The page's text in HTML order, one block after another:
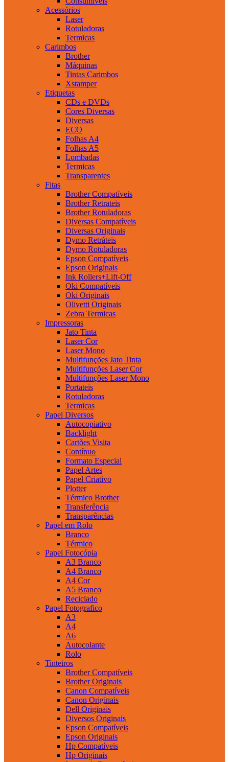
Acessórios
Laser
Rotuladoras
Termicas
Carimbos
Brother
Máquinas
Tintas Carimbos
Xstamper
Etiquetas
CDs e DVDs
Cores Diversas
Diversas
ECO
Folhas A4
Folhas A5
Lombadas
Termicas
Transparentes
Fitas
Brother Compatíveis
Brother Retrateis
Brother Rotuladoras
Diversas Compatíveis
Diversas Originais
Dymo Retráteis
Dymo Rotuladoras
Epson Compatíveis
Epson Originais
Ink Rollers+Lift-Off
Oki Compatíveis
Oki Originais
Olivetti Originais
Zebra Termicas
Impressoras
Jato Tinta
Laser Cor
Laser Mono
Multifunções Jato Tinta
Multifunções Laser Cor
Multifunções Laser Mono
Portateis
Rotuladoras
Termicas
Papel Diversos
Autocopiativo
Backlight
Cartões Visita
Contínuo
Formato Especial
Papel Artes
Papel Criativo
Plotter
Térmico Brother
Transferência
Transparências
Papel em Rolo
Branco
Térmico
Papel Fotocópia
A3 Branco
A4 Branco
A4 Cor
A5 Branco
Reciclado
Papel Fotografico
A3
A4
A6
Autocolante
Rolo
Tinteiros
Brother Compatíveis
Brother Originais
Canon Compatíveis
Canon Originais
Dell Originais
Diversos Originais
Epson Compatíveis
Epson Originais
Hp Compatíveis
Hp Originais